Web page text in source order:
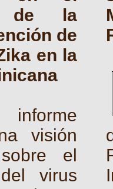
de la
de
en la
visión
el
virus